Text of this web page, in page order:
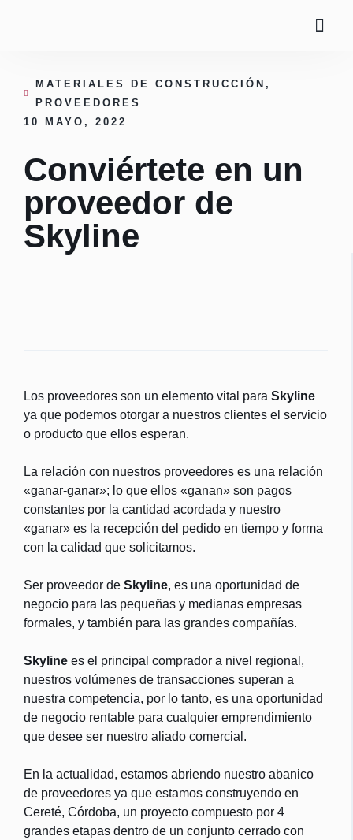
MATERIALES DE CONSTRUCCIÓN ,
PROVEEDORES
10 MAYO, 2022
Conviértete en un
proveedor de
Skyline
Los proveedores son un elemento vital para Skyline
ya que podemos otorgar a nuestros clientes el servicio
o producto que ellos esperan.
La relación con nuestros proveedores es una relación
«ganar-ganar»; lo que ellos «ganan» son pagos
constantes por la cantidad acordada y nuestro
«ganar» es la recepción del pedido en tiempo y forma
con la calidad que solicitamos.
Ser proveedor de Skyline, es una oportunidad de
negocio para las pequeñas y medianas empresas
formales, y también para las grandes compañías.
Skyline es el principal comprador a nivel regional,
nuestros volúmenes de transacciones superan a
nuestra competencia, por lo tanto, es una oportunidad
de negocio rentable para cualquier emprendimiento
que desee ser nuestro aliado comercial.
En la actualidad, estamos abriendo nuestro abanico
de proveedores ya que estamos construyendo en
Cereté, Córdoba, un proyecto compuesto por 4
grandes etapas dentro de un conjunto cerrado con